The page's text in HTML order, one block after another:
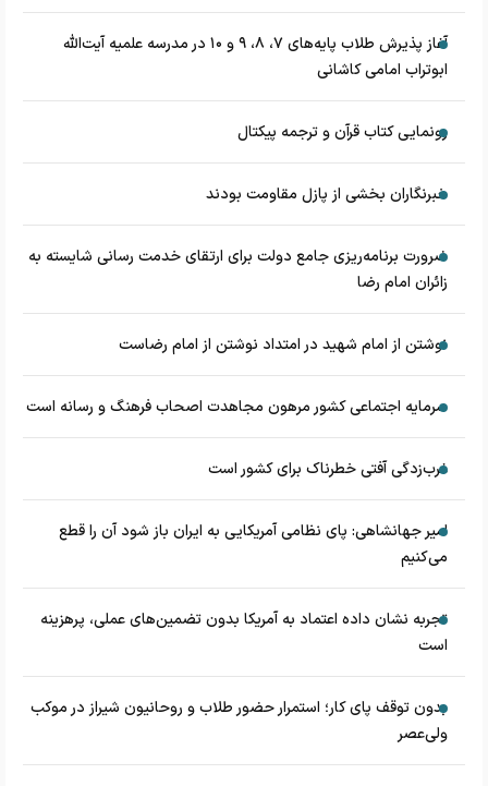
آغاز پذیرش طلاب پایه‌های ۷، ۸، ۹ و ۱۰ در مدرسه علمیه آیت‌الله
ابوتراب امامی کاشانی
رونمایی کتاب قرآن و ترجمه پیکتال
خبرنگاران بخشی از پازل مقاومت بودند
ضرورت برنامه‌ریزی جامع دولت برای ارتقای خدمت رسانی شایسته به
زائران امام رضا
نوشتن از امام شهید در امتداد نوشتن از امام رضاست
سرمایه اجتماعی کشور مرهون مجاهدت اصحاب فرهنگ و رسانه است
غرب‌زدگی آفتی خطرناک برای کشور است
امیر جهانشاهی: پای نظامی آمریکایی به ایران باز شود آن را قطع
می‌کنیم
تجربه نشان داده اعتماد به آمریکا بدون تضمین‌های عملی، پرهزینه
است
بدون توقف پای کار؛ استمرار حضور طلاب و روحانیون شیراز در موکب
ولی‌عصر